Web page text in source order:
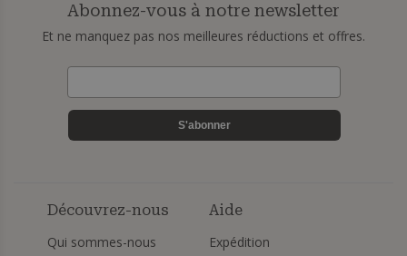
Abonnez-vous à notre newsletter
Et ne manquez pas nos meilleures réductions et offres.
S'abonner
Découvrez-nous
Qui sommes-nous
Aide
Expédition